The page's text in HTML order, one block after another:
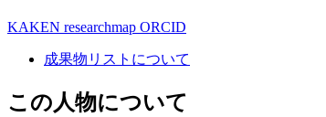
KAKEN researchmap ORCID
成果物リストについて
この人物について